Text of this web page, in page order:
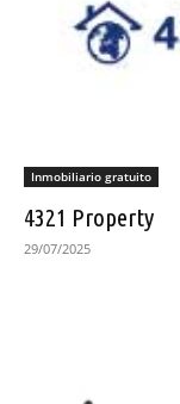
Inmobiliario gratuito
4321 Property
29/07/2025